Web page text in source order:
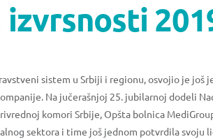
izvrsnosti
sistem u Srbiji i regionu, osvojio je još
Na jučerašnjoj 25. jubilarnoj dodeli
komori Srbije, Opšta bolnica
sektora i time još jednom potvrdila svoju